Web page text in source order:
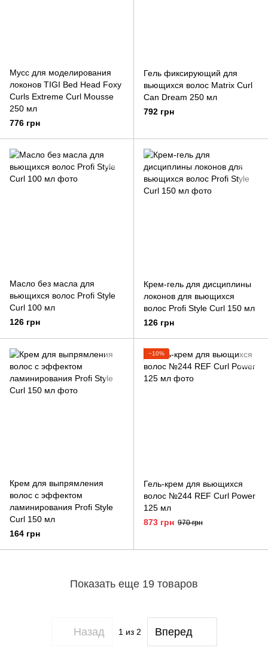
Мусс для моделирования
локонов TIGI Bed Head Foxy
Curls Extreme Curl Mousse
250 мл
776 грн
Гель фиксирующий для
вьющихся волос Matrix Curl
Can Dream 250 мл
792 грн
Масло без масла для
вьющихся волос Profi Style
Curl 100 мл
126 грн
Крем-гель для дисциплины
локонов для вьющихся
волос Profi Style Curl 150 мл
126 грн
Крем для выпрямления
волос с эффектом
ламинирования Profi Style
Curl 150 мл
164 грн
−10%
Гель-крем для вьющихся
волос №244 REF Curl Power
125 мл
873 грн 970 грн
Показать еще 19 товаров
Назад 1 из 2 Вперед